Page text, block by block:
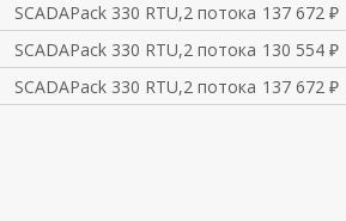
SCADAPack 330 RTU,2 потока,Lad137 672 ₽
SCADAPack 330 RTU,2 потока,IEC130 554 ₽
SCADAPack 330 RTU,2 потока,IEC137 672 ₽